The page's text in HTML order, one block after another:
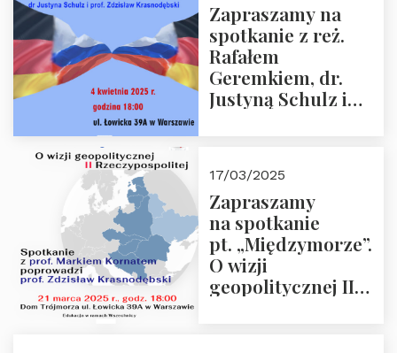
Zapraszamy na
spotkanie z reż.
Rafałem
Geremkiem, dr.
Justyną Schulz i
“Rosja-Niemcy…”
17/03/2025
Zapraszamy
na spotkanie
pt. „Międzymorze”.
O wizji
geopolitycznej II